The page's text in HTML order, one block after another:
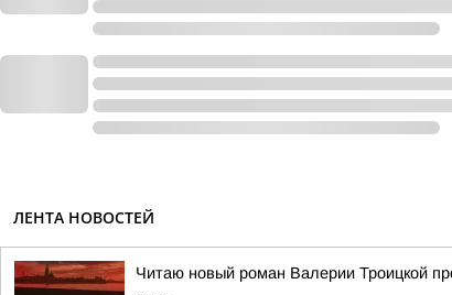
ЛЕНТА НОВОСТЕЙ
Читаю новый роман Валерии Троицкой